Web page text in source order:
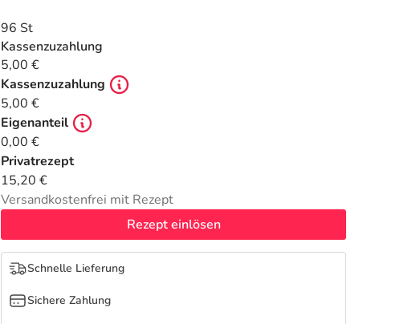
96 St
Kassenzuzahlung
5,00 €
Kassenzuzahlung
5,00 €
Eigenanteil
0,00 €
Privatrezept
15,20 €
Versandkostenfrei mit Rezept
Rezept einlösen
Schnelle Lieferung
Sichere Zahlung